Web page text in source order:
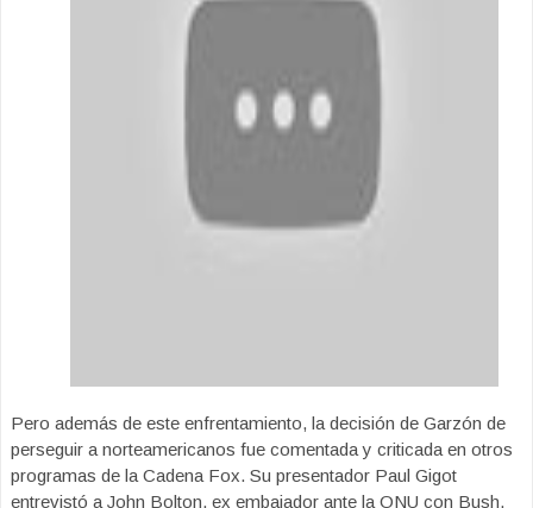
Pero además de este enfrentamiento, la decisión de Garzón de
perseguir a norteamericanos fue comentada y criticada en otros
programas de la Cadena Fox. Su presentador Paul Gigot
entrevistó a John Bolton, ex embajador ante la ONU con Bush,